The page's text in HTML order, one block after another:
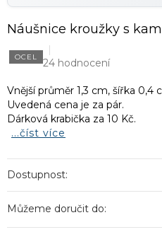
Náušnice kroužky s
OCEL 24 hodnocení
Vnější průměr 1,3 cm, šířka 0,4
Uvedená cena je za pár.
Dárková krabička za 10 Kč.
...číst více
Dostupnost:
Můžeme doručit do: